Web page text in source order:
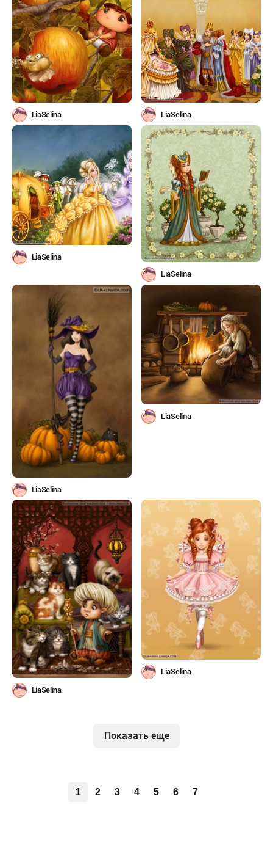
LiaSelina LiaSelina
LiaSelina
LiaSelina
LiaSelina
LiaSelina
LiaSelina
LiaSelina
Показать еще
1 2 3 4 5 6 7